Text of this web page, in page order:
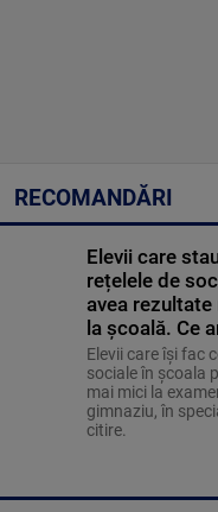
RECOMANDĂRI
Elevii care
rețelele de
avea
la școală. Ce
Elevii care îşi fac
sociale în școala
mai mici la
gimnaziu, în
citire.